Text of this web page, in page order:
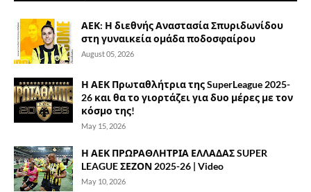
ΑΕΚ: Η διεθνής Αναστασία Σπυριδωνίδου
στη γυναικεία ομάδα ποδοσφαίρου
August 05, 2026
Η ΑΕΚ Πρωταθλήτρια της SuperLeague 2025-
26 και θα το γιορτάζει για δυο μέρες με τον
κόσμο της!
May 15, 2026
Η ΑΕΚ ΠΡΩΡΑΘΛΗΤΡΙΑ ΕΛΛΑΔΑΣ SUPER
LEAGUE ΣΕΖΟΝ 2025-26 | Video
May 10, 2026